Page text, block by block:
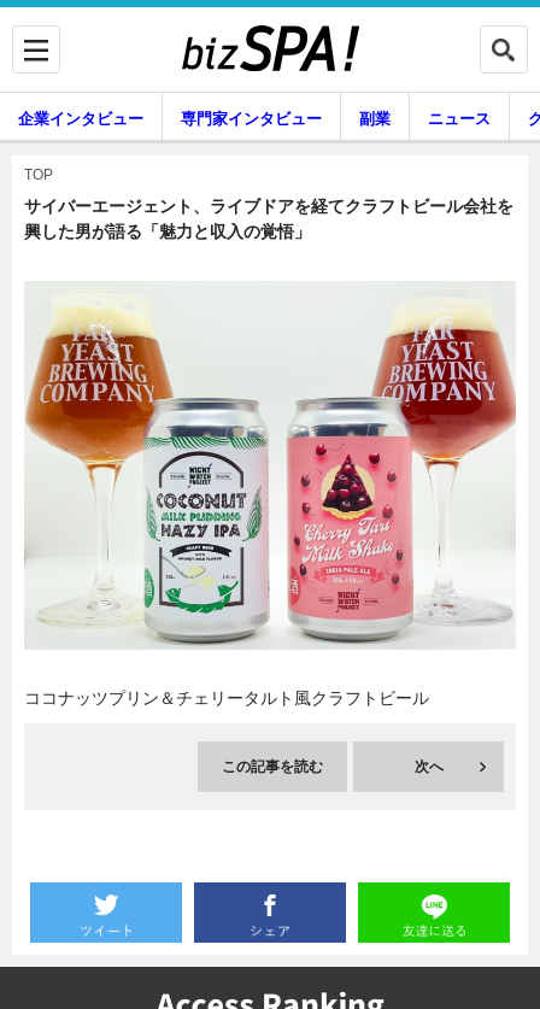
副業 ニュース
グルメ スキル
暮らし エンタメ
企業インタビュー 専門家インタビュー 副業 ニュース
暮らし
TOP
サイバーエージェント、ライブドアを経てクラフトビール会社を
興した男が語る「魅力と収入の覚悟」
ココナッツプリン＆チェリータルト風クラフトビール
この記事を読む 次へ